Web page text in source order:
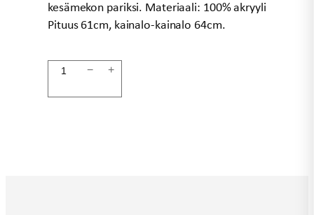
kesämekon pariksi. Materiaali: 100% akryyli
Pituus 61cm, kainalo-kainalo 64cm.
Virkattu− +